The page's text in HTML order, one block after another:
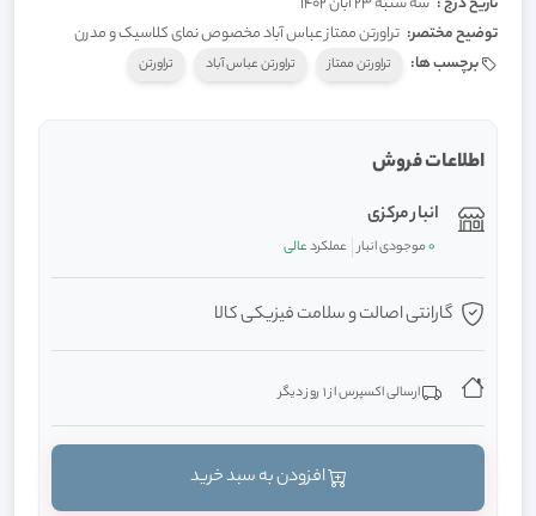
توضیح مختصر: تراورتن ممتاز عباس آباد مخصوص نمای کلاسیک و مدرن
برچسب ها:
تراورتن ممتاز تراورتن عباس آباد تراورتن
اطلاعات فروش
انبار مرکزی
0موجودی انبار عملکردعالی
گارانتی اصالت و سلامت فیزیکی کالا
ارسالی اکسپرس از 1 روز دیگر